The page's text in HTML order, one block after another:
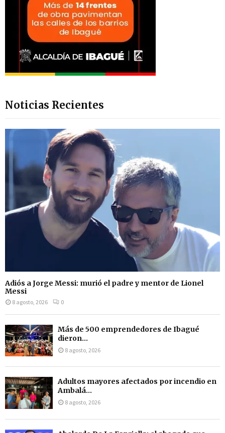
Noticias Recientes
Adiós a Jorge Messi: murió el padre y mentor de Lionel
Messi
8 agosto, 2026 0
Más de 500 emprendedores de Ibagué
dieron...
8 agosto, 2026
Adultos mayores afectados por incendio en
Ambalá...
8 agosto, 2026